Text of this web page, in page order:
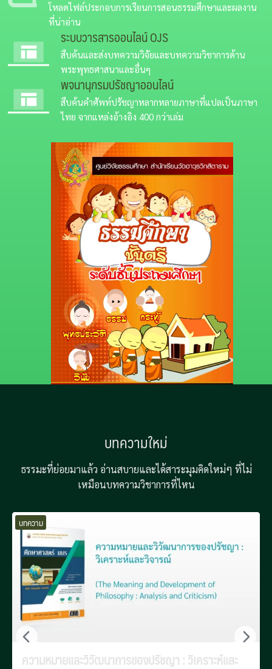
โหลดไฟล์ประกอบการเรียนการสอนธรรมศึกษาและผลงาน
ที่น่าอ่าน
ระบบวารสารออนไลน์OJS
สืบค้นและส่งบทความวิจัยและบทความวิชาการด้าน
พระพุทธศาสนาและอื่นๆ
พจนานุกรมปรัชญาออนไลน์
สืบค้นคำศัพท์ปรัชญาหลากหลายภาษาที่แปลเป็นภาษา
ไทย จากแหล่งอ้างอิง 400 กว่าเล่ม
บทความใหม่
ธรรมะที่ย่อยมาแล้ว อ่านสบายและได้สาระมุมคิดใหม่ๆ ที่ไม่
เหมือนบทความวิชาการที่ไหน
บทความ
ความหมายและวิวัฒนาการของปรัชญา : วิเคราะห์และ